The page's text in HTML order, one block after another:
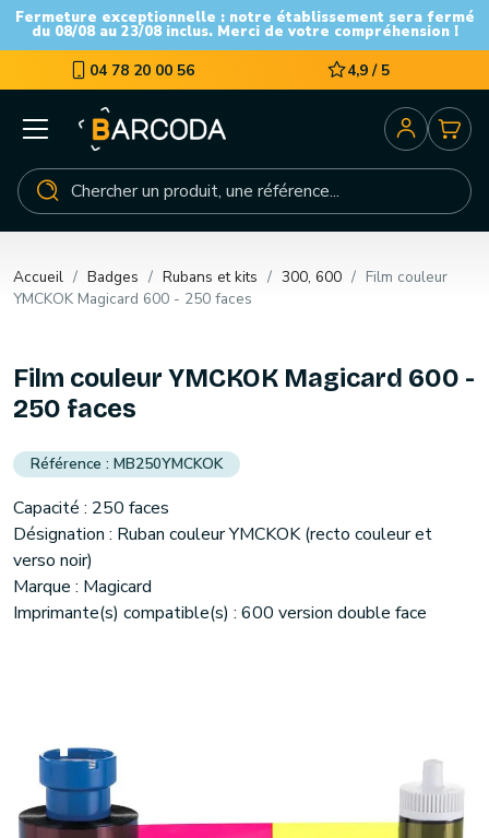
Fermeture exceptionnelle : notre établissement sera fermé
du 08/08 au 23/08 inclus. Merci de votre compréhension !
04 78 20 00 56 4,9 / 5
Accueil Badges Rubans et kits 300, 600
Film couleur
YMCKOK Magicard 600 - 250 faces
Film couleur YMCKOK Magicard 600 -
250 faces
MB250YMCKOK
Capacité : 250 faces
Désignation : Ruban couleur YMCKOK (recto couleur et
verso noir)
Marque : Magicard
Imprimante(s) compatible(s) : 600 version double face